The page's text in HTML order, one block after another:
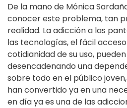
De la mano de Mónica
conocer este problema, tan
realidad. La adicción a las
las tecnologías, el fácil
cotidianidad de su uso,
desencadenando una
sobre todo en el público
han convertido ya en una
en día ya es una de las